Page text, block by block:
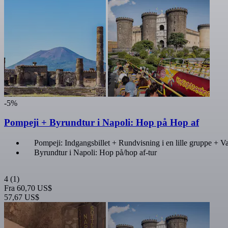
-5%
Pompeji + Byrundtur i Napoli: Hop på Hop af
Pompeji: Indgangsbillet + Rundvisning i en lille gruppe +
Byrundtur i Napoli: Hop på/hop af-tur
4 (1)
Fra 60,70 US$
57,67 US$